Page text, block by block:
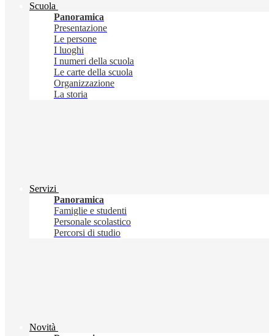
Scuola
Panoramica
Presentazione
Le persone
I luoghi
I numeri della scuola
Le carte della scuola
Organizzazione
La storia
Servizi
Panoramica
Famiglie e studenti
Personale scolastico
Percorsi di studio
Novità